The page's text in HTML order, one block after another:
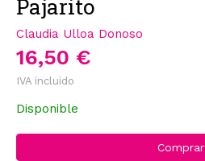
Pajarito
Claudia Ulloa Donoso
16,50 €
IVA incluido
Disponible
Comprar